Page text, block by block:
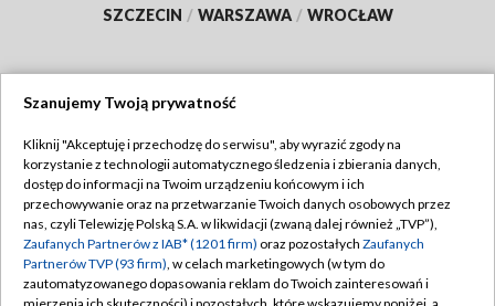
SZCZECIN / WARSZAWA / WROCŁAW
TVP
Abonament TVP
Emisja w TVP
Centrum informacji TVP
Regulamin TVP
Polityka prywatności
Moje zgody
Szanujemy Twoją prywatność
Kliknij "Akceptuję i przechodzę do serwisu", aby wyrazić zgody na
korzystanie z technologii automatycznego śledzenia i zbierania danych,
dostęp do informacji na Twoim urządzeniu końcowym i ich
przechowywanie oraz na przetwarzanie Twoich danych osobowych przez
nas, czyli Telewizję Polską S.A. w likwidacji (zwaną dalej również „TVP”),
Zaufanych Partnerów z IAB* (1201 firm) oraz pozostałych Zaufanych
Partnerów TVP (93 firm), w celach marketingowych (w tym do
zautomatyzowanego dopasowania reklam do Twoich zainteresowań i